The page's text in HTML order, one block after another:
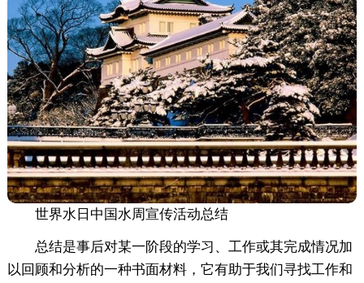
世界水日中国水周宣传活动总结
总结是事后对某一阶段的学习、工作或其完成情况加
以回顾和分析的一种书面材料，它有助于我们寻找工作和